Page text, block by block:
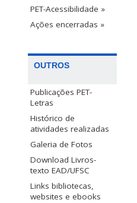
PET-Acessibilidade »
Ações encerradas »
OUTROS
Publicações PET-
Letras
Histórico de
atividades realizadas
Galeria de Fotos
Download Livros-
texto EAD/UFSC
Links bibliotecas,
websites e ebooks